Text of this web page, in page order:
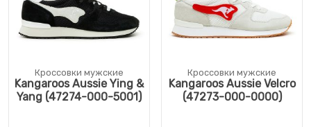
Кроссовки мужские
Kangaroos Aussie Ying &
Yang (47274-000-5001)
Кроссовки мужские
Kangaroos Aussie Velcro
(47273-000-0000)